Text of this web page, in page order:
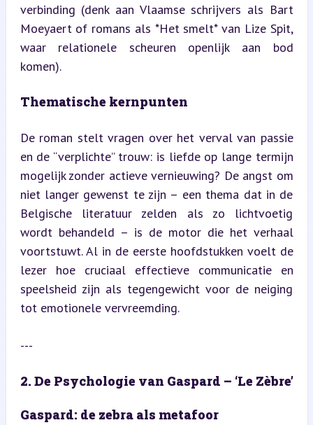
verbinding (denk aan Vlaamse schrijvers als Bart
Moeyaert of romans als *Het smelt* van Lize Spit,
waar relationele scheuren openlijk aan bod
komen).
Thematische kernpunten
De roman stelt vragen over het verval van passie
en de “verplichte” trouw: is liefde op lange termijn
mogelijk zonder actieve vernieuwing? De angst om
niet langer gewenst te zijn – een thema dat in de
Belgische literatuur zelden als zo lichtvoetig
wordt behandeld – is de motor die het verhaal
voortstuwt. Al in de eerste hoofdstukken voelt de
lezer hoe cruciaal effectieve communicatie en
speelsheid zijn als tegengewicht voor de neiging
tot emotionele vervreemding.
---
2. De Psychologie van Gaspard – ‘Le Zèbre’
Gaspard: de zebra als metafoor